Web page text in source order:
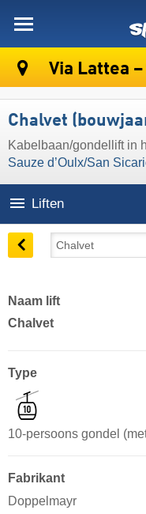
Via Lattea – Sestriere/​
Chalvet
Kabelbaan/gondellift in
Sauze d’Oulx/​San
Liften
Naam lift
Chalvet
Type
10-persoons gondel
Fabrikant
Doppelmayr